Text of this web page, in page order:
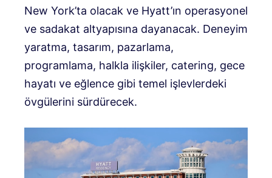
New York’ta olacak ve Hyatt’ın operasyonel
ve sadakat altyapısına dayanacak. Deneyim
yaratma, tasarım, pazarlama,
programlama, halkla ilişkiler, catering, gece
hayatı ve eğlence gibi temel işlevlerdeki
övgülerini sürdürecek.